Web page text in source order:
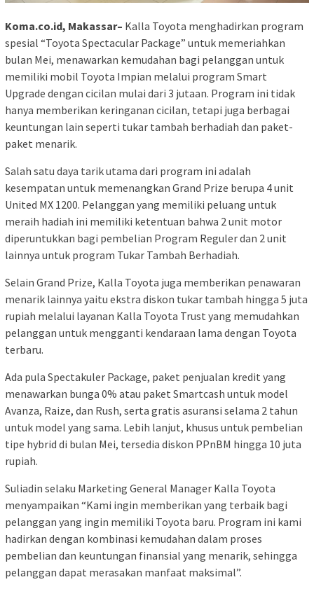
Koma.co.id, Makassar– Kalla Toyota menghadirkan program
spesial “Toyota Spectacular Package” untuk memeriahkan
bulan Mei, menawarkan kemudahan bagi pelanggan untuk
memiliki mobil Toyota Impian melalui program Smart
Upgrade dengan cicilan mulai dari 3 jutaan. Program ini tidak
hanya memberikan keringanan cicilan, tetapi juga berbagai
keuntungan lain seperti tukar tambah berhadiah dan paket-
paket menarik.
Salah satu daya tarik utama dari program ini adalah
kesempatan untuk memenangkan Grand Prize berupa 4 unit
United MX 1200. Pelanggan yang memiliki peluang untuk
meraih hadiah ini memiliki ketentuan bahwa 2 unit motor
diperuntukkan bagi pembelian Program Reguler dan 2 unit
lainnya untuk program Tukar Tambah Berhadiah.
Selain Grand Prize, Kalla Toyota juga memberikan penawaran
menarik lainnya yaitu ekstra diskon tukar tambah hingga 5 juta
rupiah melalui layanan Kalla Toyota Trust yang memudahkan
pelanggan untuk mengganti kendaraan lama dengan Toyota
terbaru.
Ada pula Spectakuler Package, paket penjualan kredit yang
menawarkan bunga 0% atau paket Smartcash untuk model
Avanza, Raize, dan Rush, serta gratis asuransi selama 2 tahun
untuk model yang sama. Lebih lanjut, khusus untuk pembelian
tipe hybrid di bulan Mei, tersedia diskon PPnBM hingga 10 juta
rupiah.
Suliadin selaku Marketing General Manager Kalla Toyota
menyampaikan “Kami ingin memberikan yang terbaik bagi
pelanggan yang ingin memiliki Toyota baru. Program ini kami
hadirkan dengan kombinasi kemudahan dalam proses
pembelian dan keuntungan finansial yang menarik, sehingga
pelanggan dapat merasakan manfaat maksimal”.